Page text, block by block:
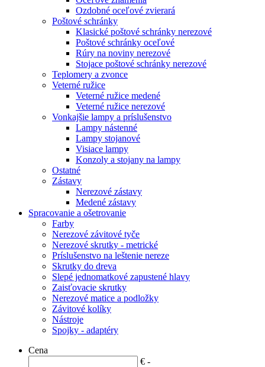
Ozdobné oceľové zvierará
Poštové schránky
Klasické poštové schránky nerezové
Poštové schránky oceľové
Rúry na noviny nerezové
Stojace poštové schránky nerezové
Teplomery a zvonce
Veterné ružice
Veterné ružice medené
Veterné ružice nerezové
Vonkajšie lampy a príslušenstvo
Lampy nástenné
Lampy stojanové
Visiace lampy
Konzoly a stojany na lampy
Ostatné
Zástavy
Nerezové zástavy
Medené zástavy
Spracovanie a ošetrovanie
Farby
Nerezové závitové tyče
Nerezové skrutky - metrické
Príslušenstvo na leštenie nereze
Skrutky do dreva
Slepé jednomatkové zapustené hlavy
Zaisťovacie skrutky
Nerezové matice a podložky
Závitové kolíky
Nástroje
Spojky - adaptéry
Cena
€ -